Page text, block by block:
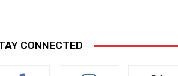
CONNECTED